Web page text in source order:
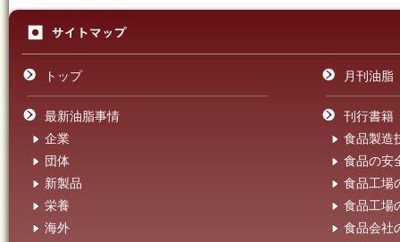
トップ
最新油脂事情
企業
団体
新製品
栄養
海外
月刊油脂
刊行書籍
食品製造
食品の安
食品工場
食品工場
食品会社